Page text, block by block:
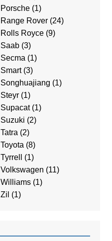
Porsche(1)
Range Rover(24)
Rolls Royce(9)
Saab(3)
Secma (1)
Smart(3)
Songhuajiang (1)
Steyr(1)
Supacat(1)
Suzuki (2)
Tatra (2)
Toyota (8)
Tyrrell
(1)
Volkswagen (11)
Williams(1)
Zil (1)